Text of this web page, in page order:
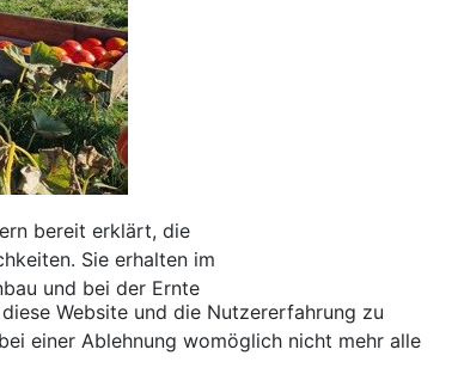
bereit erklärt, die
Sie erhalten im
und bei der Ernte
Website und die Nutzererfahrung zu
einer Ablehnung womöglich nicht mehr alle